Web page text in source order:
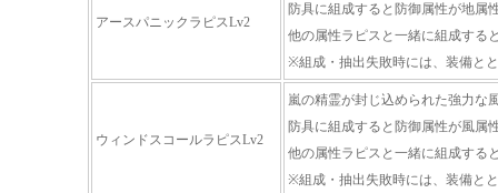
アースパニックラピスLv2
防具に組成すると防御属性が地属
他の属性ラピスと一緒に組成する
※組成・抽出失敗時には、装備と
ウィンドスコールラピスLv2
嵐の精霊が封じ込められた強力な
防具に組成すると防御属性が風属
他の属性ラピスと一緒に組成する
※組成・抽出失敗時には、装備と